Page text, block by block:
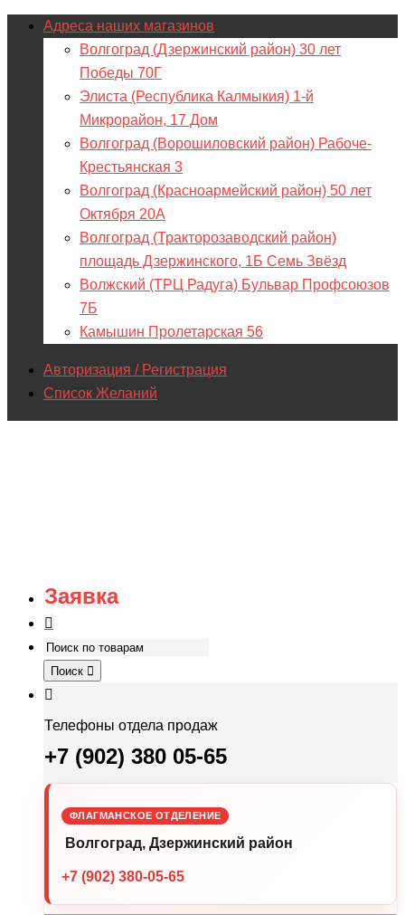
Адреса наших магазинов
Волгоград (Дзержинский район) 30 лет
Победы 70Г
Элиста (Республика Калмыкия) 1-й
Микрорайон, 17 Дом
Волгоград (Ворошиловский район) Рабоче-
Крестьянская 3
Волгоград (Красноармейский район) 50 лет
Октября 20А
Волгоград (Тракторозаводский район)
площадь Дзержинского, 1Б Семь Звёзд
Волжский (ТРЦ Радуга) Бульвар Профсоюзов
7Б
Камышин Пролетарская 56
Авторизация / Регистрация
Список Желаний
Заявка
Поиск
Телефоны отдела продаж
+7 (902) 380 05-65
ФЛАГМАНСКОЕ ОТДЕЛЕНИЕ
Волгоград, Дзержинский район
+7 (902) 380-05-65